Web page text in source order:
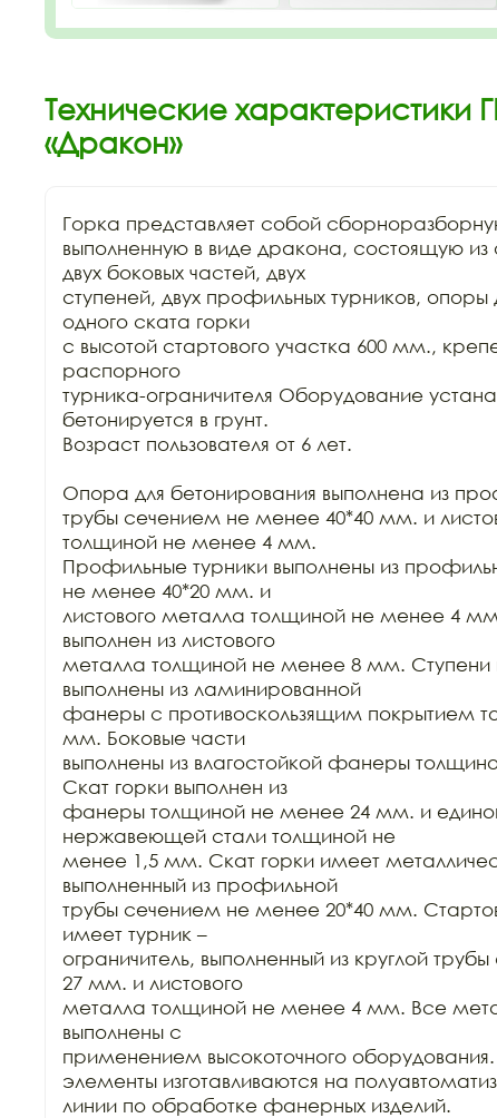
Технические характеристики
«Дракон»
Горка представляет собой
выполненную в виде дракона, состоящую
двух боковых частей, двух
ступеней, двух профильных турников, опоры
одного ската горки
с высотой стартового участка 600 мм.,
распорного
турника-ограничителя Оборудование
бетонируется в грунт.
Возраст пользователя от 6 лет.
Опора для бетонирования выполнена из
трубы сечением не менее 40*40 мм. и
толщиной не менее 4 мм.
Профильные турники выполнены из
не менее 40*20 мм. и
листового металла толщиной не менее 4
выполнен из листового
металла толщиной не менее 8 мм. Ступени
выполнены из ламинированной
фанеры с противоскользящим покрытием
мм. Боковые части
выполнены из влагостойкой фанеры
Скат горки выполнен из
фанеры толщиной не менее 24 мм. и
нержавеющей стали толщиной не
менее 1,5 мм. Скат горки имеет
выполненный из профильной
трубы сечением не менее 20*40 мм.
имеет турник –
ограничитель, выполненный из круглой
27 мм. и листового
металла толщиной не менее 4 мм. Все
выполнены с
применением высокоточного
элементы изготавливаются на
линии по обработке фанерных изделий.